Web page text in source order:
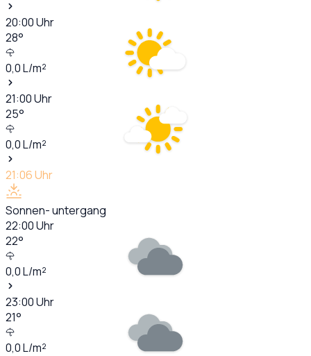
20:00Uhr
28°
0,0L/m²
21:00Uhr
25°
0,0L/m²
21:06Uhr
Sonnen- untergang
22:00Uhr
22°
0,0L/m²
23:00Uhr
21°
0,0L/m²